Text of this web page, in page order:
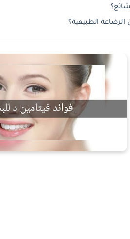
الطبيعية؟